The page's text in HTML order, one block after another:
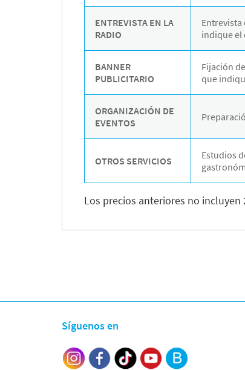
ENTREVISTA EN LA
RADIO
Entrevista
indique el
BANNER
PUBLICITARIO
Fijación
que
ORGANIZACIÓN DE
EVENTOS
OTROS SERVICIOS
Estudios
Los precios anteriores no incluyen
Síguenos en